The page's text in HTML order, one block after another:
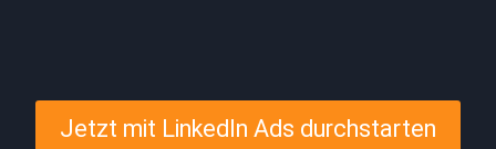
Jetzt mit LinkedIn Ads durchstarten